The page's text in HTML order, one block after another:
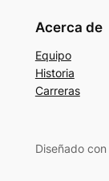
Acerca de
Equipo
Historia
Carreras
Diseñado con